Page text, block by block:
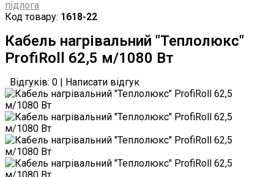
підлога
Код товару: 1618-22
Кабель нагрівальний "Теплолюкс"
ProfiRoll 62,5 м/1080 Вт
Відгуків: 0 Написати відгук